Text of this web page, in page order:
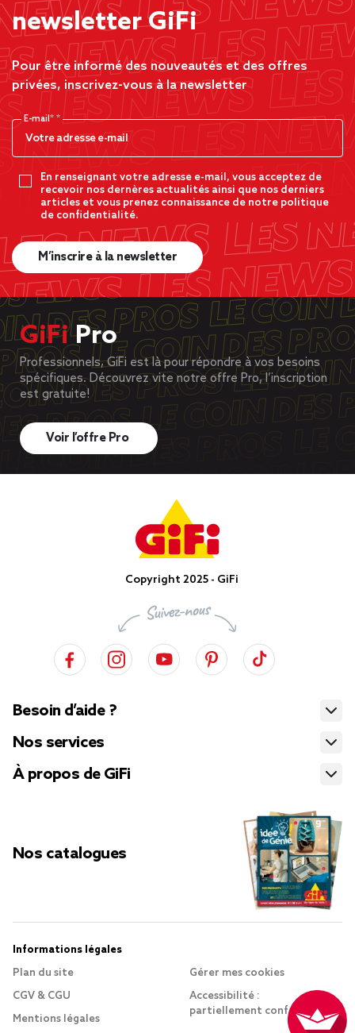
newsletter GiFi
Pour être informé des nouveautés et des offres
privées, inscrivez-vous à la newsletter
E-mail*
En renseignant votre adresse e-mail, vous acceptez de
recevoir nos dernères actualités ainsi que nos derniers
articles et vous prenez connaissance de notre politique
de confidentialité.
M’inscrire à la newsletter
GiFiPro
Professionnels, GiFi est là pour répondre à vos besoins
spécifiques. Découvrez vite notre offre Pro, l’inscription
est gratuite!
Voir l’offre Pro
Copyright 2025 - GiFi
Besoin d’aide ?
Nos services
À propos de GiFi
Nos catalogues
Informations légales
Plan du site
CGV & CGU
Mentions légales
Gérer mes cookies
Accessibilité :
partiellement conforme